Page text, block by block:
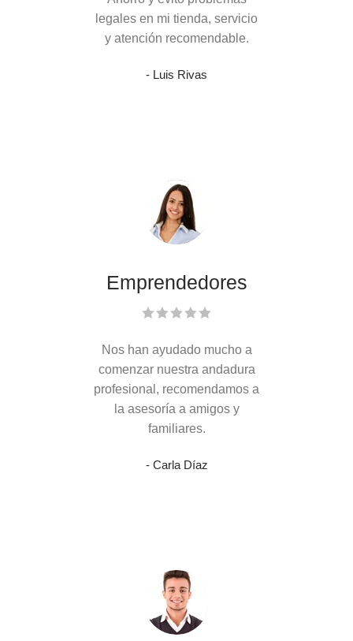
legales en mi tienda, servicio
y atención recomendable.
- Luis Rivas
Emprendedores
Nos han ayudado mucho a
comenzar nuestra andadura
profesional, recomendamos a
la asesoría a amigos y
familiares.
- Carla Díaz